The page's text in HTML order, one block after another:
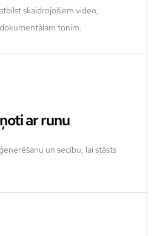
skaidrojošiem video,
tonim.
ar runu
un secību, lai stāsts